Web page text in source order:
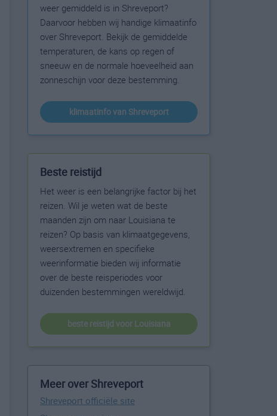
weer gemiddeld is in Shreveport?
Daarvoor hebben wij handige klimaatinfo
over Shreveport. Bekijk de gemiddelde
temperaturen, de kans op regen of
sneeuw en de normale hoeveelheid aan
zonneschijn voor deze bestemming.
klimaatinfo van Shreveport
Beste reistijd
Het weer is een belangrijke factor bij het
reizen. Wil je weten wat de beste
maanden zijn om naar Louisiana te
reizen? Op basis van klimaatgegevens,
weersextremen en specifieke
weerinformatie bieden wij informatie
over de beste reisperiodes voor
duizenden bestemmingen wereldwijd.
beste reistijd voor Louisiana
Meer over Shreveport
Shreveport officiële site